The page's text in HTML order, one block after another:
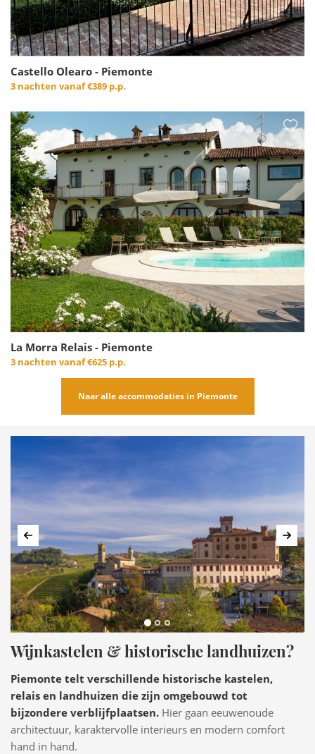
Castello Olearo - Piemonte
3 nachten vanaf€389 p.p.
La Morra Relais - Piemonte
3 nachten vanaf€625 p.p.
Naar alle accommodaties in Piemonte
Vorige
Wijnkastelen & historische landhuizen?
Piemonte telt verschillende historische kastelen,
relais en landhuizen die zijn omgebouwd tot
bijzondere verblijfplaatsen. Hier gaan eeuwenoude
architectuur, karaktervolle interieurs en modern comfort
hand in hand.